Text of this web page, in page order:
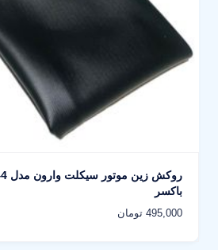
باکسر
495,000 تومان